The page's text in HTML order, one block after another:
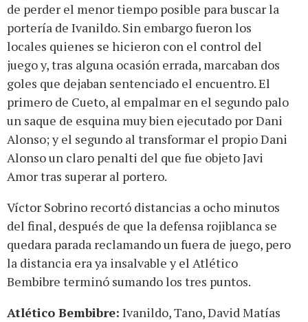
de perder el menor tiempo posible para buscar la
portería de Ivanildo. Sin embargo fueron los
locales quienes se hicieron con el control del
juego y, tras alguna ocasión errada, marcaban dos
goles que dejaban sentenciado el encuentro. El
primero de Cueto, al empalmar en el segundo palo
un saque de esquina muy bien ejecutado por Dani
Alonso; y el segundo al transformar el propio Dani
Alonso un claro penalti del que fue objeto Javi
Amor tras superar al portero.
Víctor Sobrino recortó distancias a ocho minutos
del final, después de que la defensa rojiblanca se
quedara parada reclamando un fuera de juego, pero
la distancia era ya insalvable y el Atlético
Bembibre terminó sumando los tres puntos.
Atlético Bembibre: Ivanildo, Tano, David Matías